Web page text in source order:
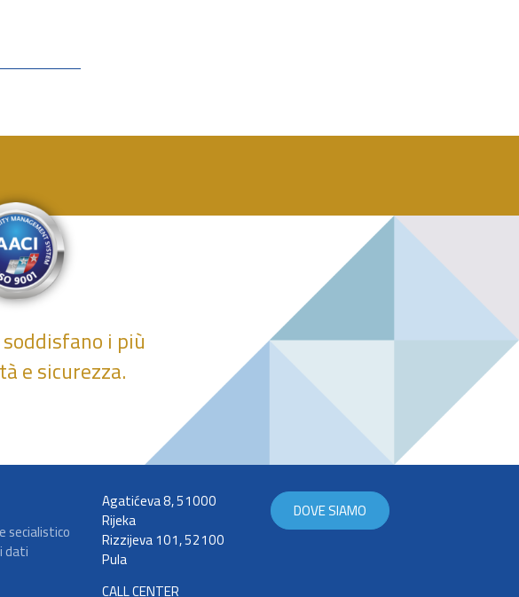
i più
e sicurezza.
secialistico
dati
Agatićeva 8, 51000
Rijeka
Rizzijeva 101, 52100
Pula
CALL CENTER
DOVE SIAMO